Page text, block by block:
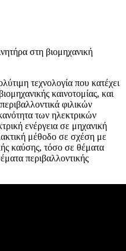
τεχνολογία που κατέχει
καινοτομίας, και
φιλικών
των ηλεκτρικών
ενέργεια σε μηχανική
μέθοδο σε σχέση με
καύσης, τόσο σε θέματα
περιβαλλοντικής